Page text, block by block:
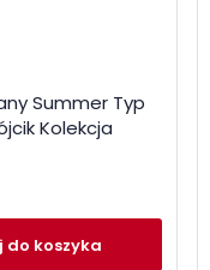
Summer Typ
Kolekcja
do koszyka